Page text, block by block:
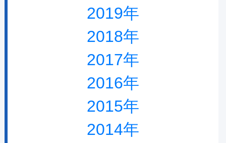
2019年
2018年
2017年
2016年
2015年
2014年